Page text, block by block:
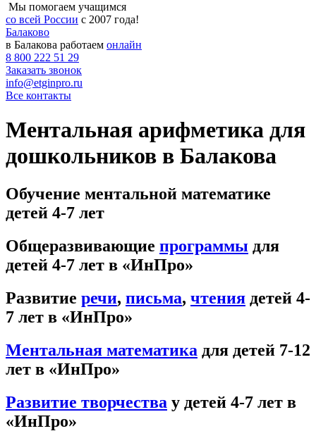
Мы помогаем учащимся
со всей России с 2007 года!
Балаково
в Балакова работаем онлайн
8 800 222 51 29
Заказать звонок
info@etginpro.ru
Все контакты
Ментальная арифметика для
дошкольников в Балакова
Обучение ментальной математике
детей 4-7 лет
Общеразвивающие программы для
детей 4-7 лет в «ИнПро»
Развитие речи, письма, чтения детей 4-
7 лет в «ИнПро»
Ментальная математика для детей 7-12
лет в «ИнПро»
Развитие творчества у детей 4-7 лет в
«ИнПро»